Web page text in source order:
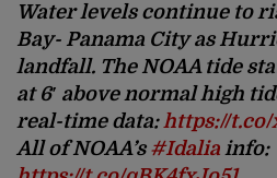
Water levels continue to
Bay- Panama City as
landfall. The NOAA tide
at 6′ above normal high
real-time data:https://
All of NOAA’s #Idalia info: